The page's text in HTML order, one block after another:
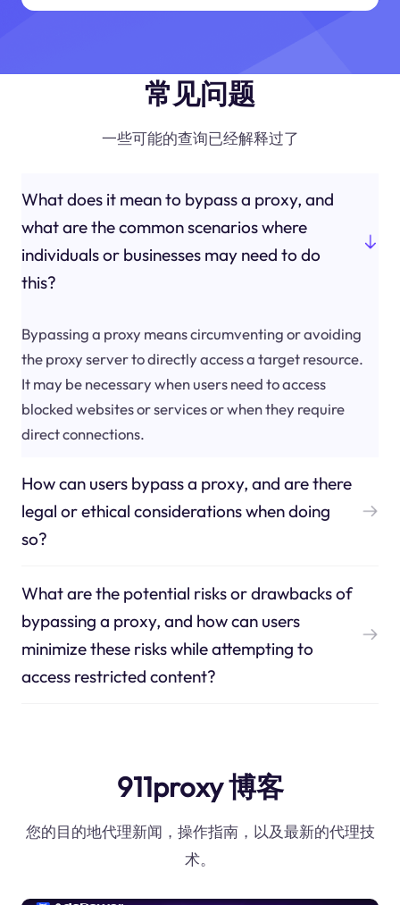
常见问题
一些可能的查询已经解释过了
What does it mean to bypass a proxy, and
what are the common scenarios where
individuals or businesses may need to do
this?
Bypassing a proxy means circumventing or avoiding
the proxy server to directly access a target resource.
It may be necessary when users need to access
blocked websites or services or when they require
direct connections.
How can users bypass a proxy, and are there
legal or ethical considerations when doing
so?
What are the potential risks or drawbacks of
bypassing a proxy, and how can users
minimize these risks while attempting to
access restricted content?
911proxy 博客
您的目的地代理新闻，操作指南，以及最新的代理技
术。